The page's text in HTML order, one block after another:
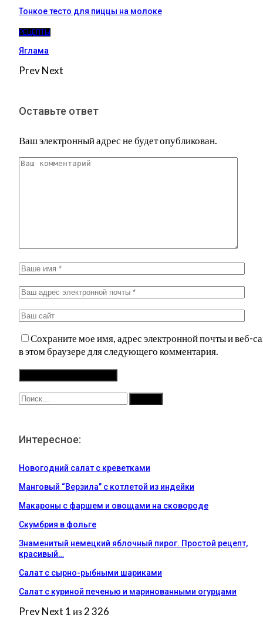
Тонкое тесто для пиццы на молоке
РЕЦЕПТЫ
Яглама
PrevNext
Оставьте ответ
Ваш электронный адрес не будет опубликован.
Сохраните мое имя, адрес электронной почты и веб-
в этом браузере для следующего комментария.
Интересное:
Новогодний салат с креветками
Манговый “Верзила” с котлетой из индейки
Макароны с фаршем и овощами на сковороде
Скумбрия в фольге
Знаменитый немецкий яблочный пирог. Простой рецепт,
красивый…
Салат с сырно-рыбными шариками
Салат с куриной печенью и маринованными огурцами
PrevNext 1 из 2 326